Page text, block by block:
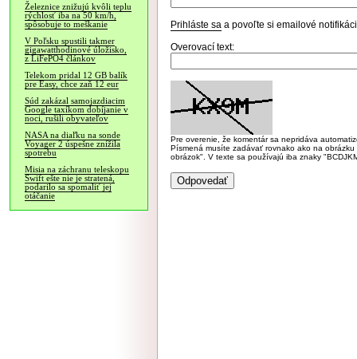
Železnice znižujú kvôli teplu
rýchlosť iba na 50 km/h,
spôsobuje to meškanie
V Poľsku spustili takmer
gigawatthodinové úložisko,
z LiFePO4 článkov
Telekom pridal 12 GB balík
pre Easy, chce zaň 12 eur
Súd zakázal samojazdiacim
Google taxíkom dobíjanie v
noci, rušili obyvateľov
NASA na diaľku na sonde
Voyager 2 úspešne znížila
spotrebu
Misia na záchranu teleskopu
Swift ešte nie je stratená,
podarilo sa spomaliť jej
otáčanie
Prihláste sa a povoľte si emailové
Overovací text:
Pre overenie, že komentár sa nepridáva
Písmená musíte zadávať rovnako ako na
obrázok". V texte sa používajú iba znaky